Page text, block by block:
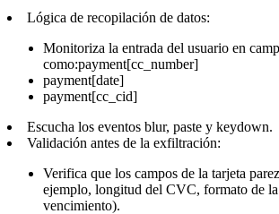
Lógica de recopilación de datos:
Monitoriza la entrada del usuario en
como:payment[cc_number]
payment[date]
payment[cc_cid]
Escucha los eventos blur, paste y keydown.
Validación antes de la exfiltración:
Verifica que los campos de la tarjeta
ejemplo, longitud del CVC, formato de
vencimiento).